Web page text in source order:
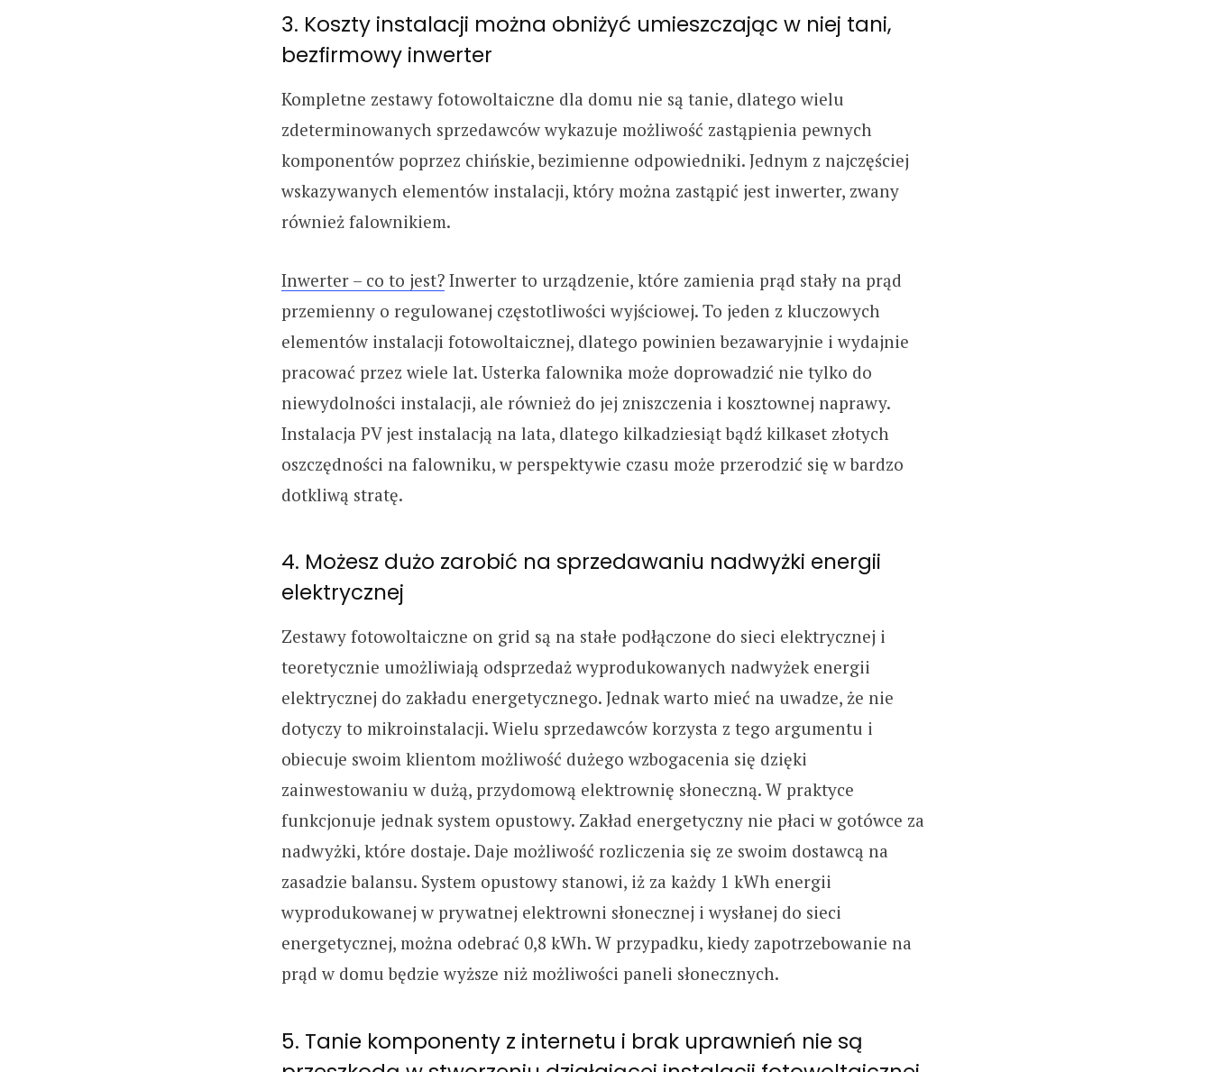
3. Koszty instalacji można obniżyć umieszczając w niej tani,
bezfirmowy inwerter
Kompletne zestawy fotowoltaiczne dla domu nie są tanie, dlatego wielu
zdeterminowanych sprzedawców wykazuje możliwość zastąpienia pewnych
komponentów poprzez chińskie, bezimienne odpowiedniki. Jednym z najczęściej
wskazywanych elementów instalacji, który można zastąpić jest inwerter, zwany
również falownikiem.
Inwerter – co to jest? Inwerter to urządzenie, które zamienia prąd stały na prąd
przemienny o regulowanej częstotliwości wyjściowej. To jeden z kluczowych
elementów instalacji fotowoltaicznej, dlatego powinien bezawaryjnie i wydajnie
pracować przez wiele lat. Usterka falownika może doprowadzić nie tylko do
niewydolności instalacji, ale również do jej zniszczenia i kosztownej naprawy.
Instalacja PV jest instalacją na lata, dlatego kilkadziesiąt bądź kilkaset złotych
oszczędności na falowniku, w perspektywie czasu może przerodzić się w bardzo
dotkliwą stratę.
4. Możesz dużo zarobić na sprzedawaniu nadwyżki energii
elektrycznej
Zestawy fotowoltaiczne on grid są na stałe podłączone do sieci elektrycznej i
teoretycznie umożliwiają odsprzedaż wyprodukowanych nadwyżek energii
elektrycznej do zakładu energetycznego. Jednak warto mieć na uwadze, że nie
dotyczy to mikroinstalacji. Wielu sprzedawców korzysta z tego argumentu i
obiecuje swoim klientom możliwość dużego wzbogacenia się dzięki
zainwestowaniu w dużą, przydomową elektrownię słoneczną. W praktyce
funkcjonuje jednak system opustowy. Zakład energetyczny nie płaci w gotówce za
nadwyżki, które dostaje. Daje możliwość rozliczenia się ze swoim dostawcą na
zasadzie balansu. System opustowy stanowi, iż za każdy 1 kWh energii
wyprodukowanej w prywatnej elektrowni słonecznej i wysłanej do sieci
energetycznej, można odebrać 0,8 kWh. W przypadku, kiedy zapotrzebowanie na
prąd w domu będzie wyższe niż możliwości paneli słonecznych.
5. Tanie komponenty z internetu i brak uprawnień nie są